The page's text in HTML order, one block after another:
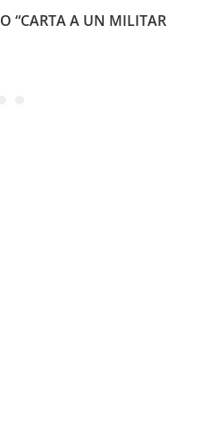
“CARTA A UN MILITAR